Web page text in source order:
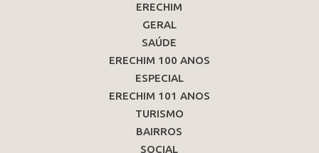
ERECHIM
GERAL
SAÚDE
ERECHIM 100 ANOS
ESPECIAL
ERECHIM 101 ANOS
TURISMO
BAIRROS
SOCIAL